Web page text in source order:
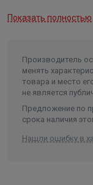
элементы
Тип управления
Сенсорная панель
Предохранительный
Устройство
Показать полностью
Производитель
менять
товара и место
не является
Предложение по
срока наличия
Нашли ошибку в